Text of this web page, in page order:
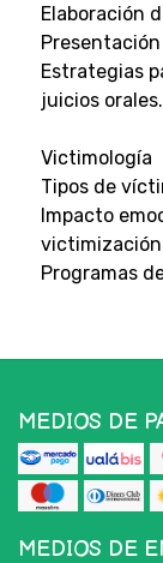
Elaboración
Estrategias
juicios orales.
Victimología
Tipos de
Impacto
Programas
MEDIOS DE
MEDIOS DE